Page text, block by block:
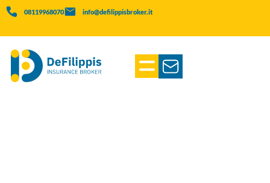
08119968070 info@defilippisbroker.it